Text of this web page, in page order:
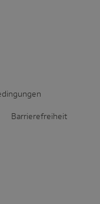
Barrierefreiheit